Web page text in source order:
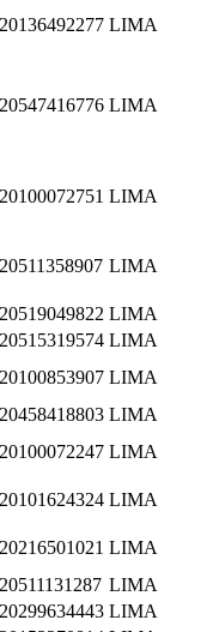
20136492277 LIMA
20547416776 LIMA
20100072751 LIMA
20511358907 LIMA
20519049822 LIMA
20515319574 LIMA
20100853907 LIMA
20458418803 LIMA
20100072247 LIMA
20101624324 LIMA
20216501021 LIMA
20511131287 LIMA
20299634443 LIMA